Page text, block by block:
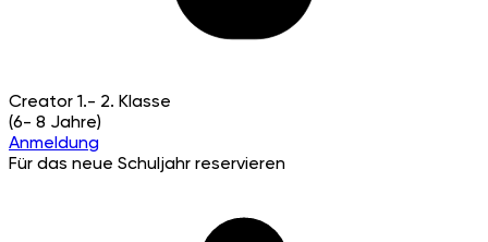
Creator 1.- 2. Klasse
(6- 8 Jahre)
Anmeldung
Für das neue Schuljahr reservieren